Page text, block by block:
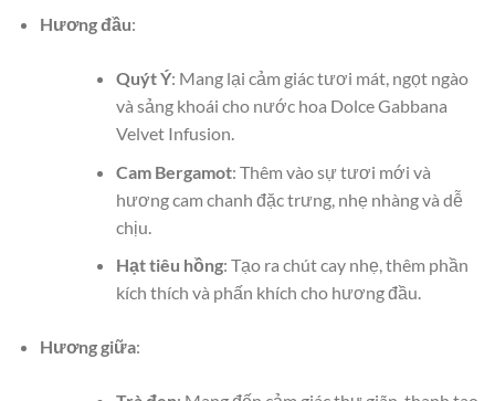
Hương đầu:
Quýt Ý: Mang lại cảm giác tươi mát, ngọt ngào
và sảng khoái cho nước hoa Dolce Gabbana
Velvet Infusion.
Cam Bergamot: Thêm vào sự tươi mới và
hương cam chanh đặc trưng, nhẹ nhàng và dễ
chịu.
Hạt tiêu hồng: Tạo ra chút cay nhẹ, thêm phần
kích thích và phấn khích cho hương đầu.
Hương giữa: